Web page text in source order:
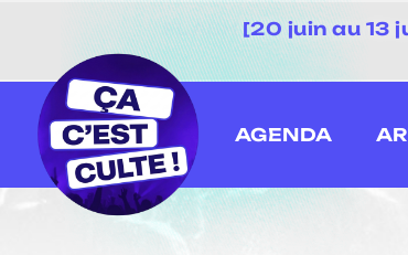
[20 juin au 13
AGENDA